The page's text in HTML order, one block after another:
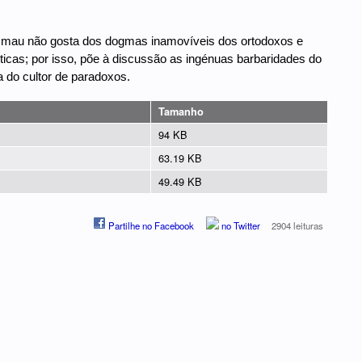
não gosta dos dogmas inamovíveis dos ortodoxos e
por isso, põe à discussão as ingénuas barbaridades do
do cultor de paradoxos.
Tamanho
94 KB
63.19 KB
49.49 KB
Partilhe no Facebook no Twitter 2904 leituras